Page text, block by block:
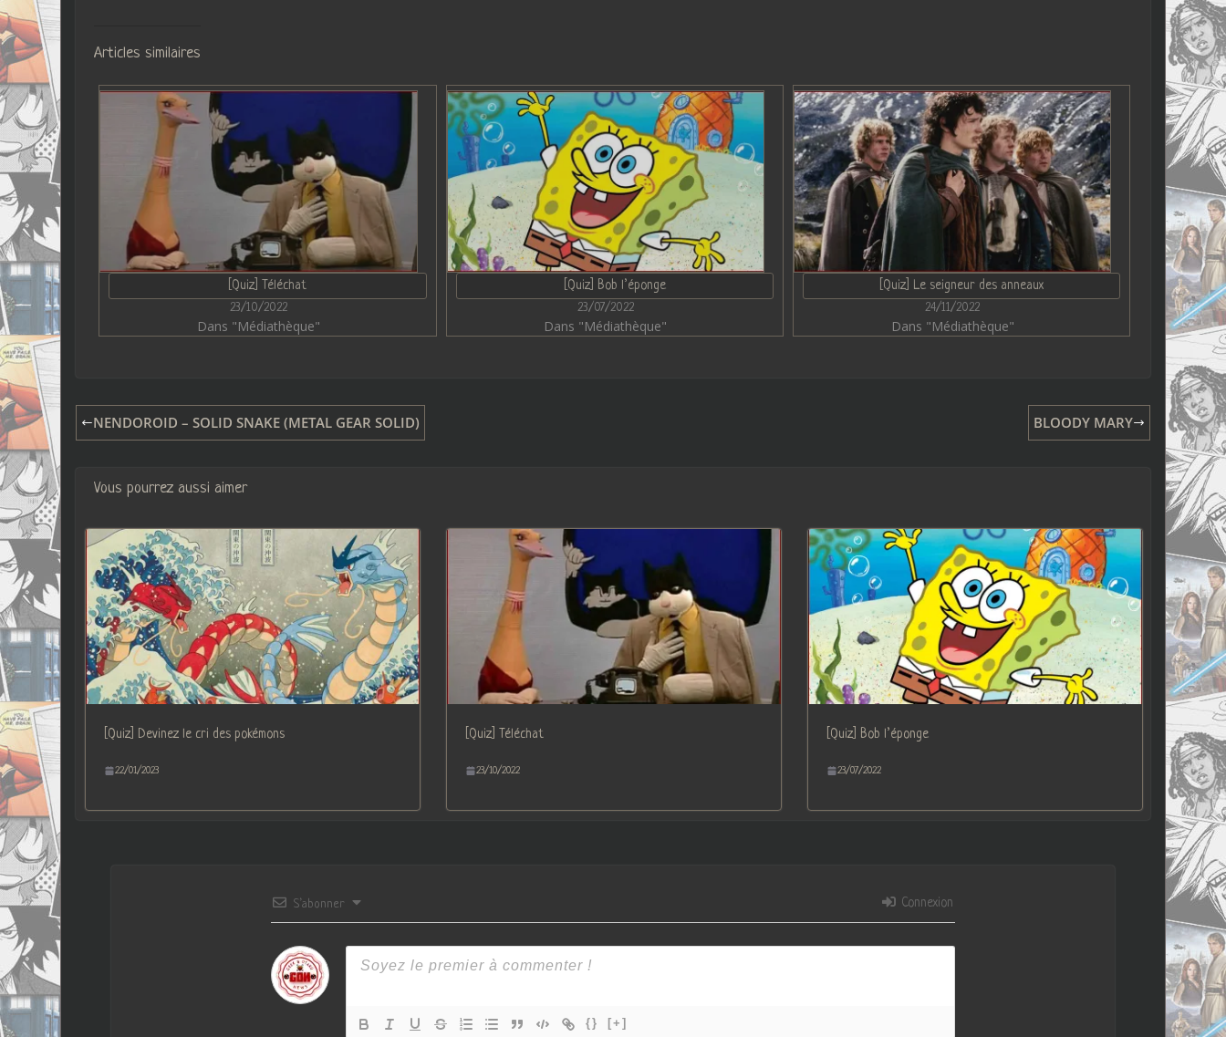
Articles similaires
[Quiz] Téléchat
23/10/2022
Dans "Médiathèque"
[Quiz] Bob l’éponge
23/07/2022
Dans "Médiathèque"
[Quiz] Le seigneur des anneaux
24/11/2022
Dans "Médiathèque"
NENDOROID – SOLID SNAKE (METAL GEAR SOLID) BLOODY MARY
Vous pourrez aussi aimer
[Quiz] Devinez le cri des pokémons
22/01/2023
[Quiz] Téléchat
23/10/2022
[Quiz] Bob l’éponge
23/07/2022
S’abonner Connexion
{} [+]